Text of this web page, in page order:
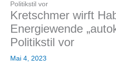
Politikstil vor
Kretschmer wirft
Energiewende
Politikstil vor
Mai 4, 2023